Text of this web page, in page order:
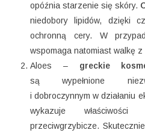
opóźnia starzenie się skóry.
niedobory lipidów, dzięki
ochronną cery. W
wspomaga natomiast walkę z
Aloes – greckie
są wypełnione
i dobroczynnym w działaniu
wykazuje właściwości
przeciwgrzybicze.